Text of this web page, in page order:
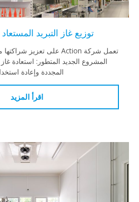
توزيع غاز التبريد المستعاد من Action
المشروع الجديد المتطور: استعادة غاز
المجددة وإعادة استخدامه.
اقرأ المزيد